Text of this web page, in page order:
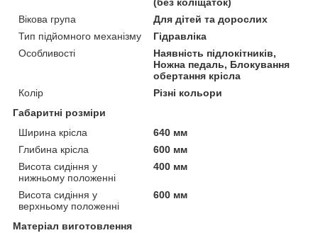
(без коліщаток)
Вікова група
Для дітей та дорослих
Тип підйомного механізму
Гідравліка
Особливості
Наявність підлокітників,
Ножна педаль, Блокування
обертання крісла
Колір
Різні кольори
Габаритні розміри
Ширина крісла
640 мм
Глибина крісла
600 мм
Висота сидіння у
нижньому положенні
400 мм
Висота сидіння у
верхньому положенні
600 мм
Матеріал виготовлення